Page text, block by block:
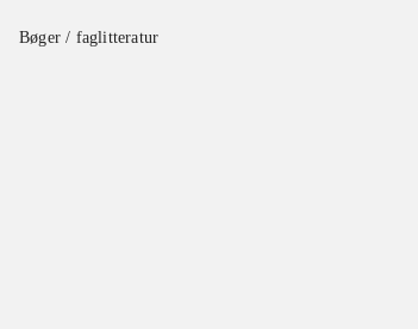
Bøger / faglitteratur